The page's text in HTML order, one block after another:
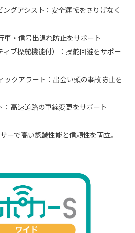
グアシスト：安全運転をさりげなく
・信号出遅れ防止をサポート
ブ操舵機能付）：操舵回避をサポー
クアラート：出会い頭の事故防止を
高速道路の車線変更をサポート
ーで高い認識性能と信頼性を両立。